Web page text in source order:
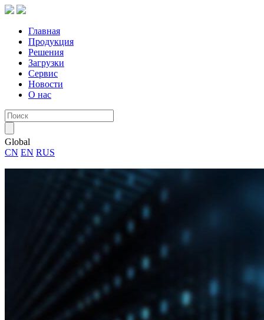
Главная
Продукция
Решения
Загрузки
Сервис
Новости
О нас
Global
CN EN RUS